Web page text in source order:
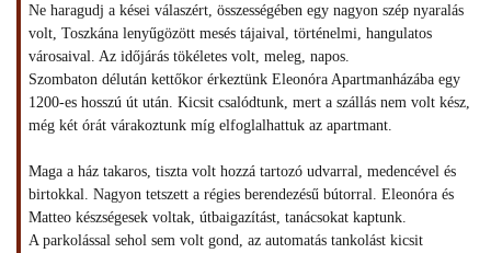
Ne haragudj a kései válaszért, összességében egy nagyon szép nyaralás
volt, Toszkána lenyűgözött mesés tájaival, történelmi, hangulatos
városaival. Az időjárás tökéletes volt, meleg, napos.
Szombaton délután kettőkor érkeztünk Eleonóra Apartmanházába egy
1200-es hosszú út után. Kicsit csalódtunk, mert a szállás nem volt kész,
még két órát várakoztunk míg elfoglalhattuk az apartmant.
Maga a ház takaros, tiszta volt hozzá tartozó udvarral, medencével és
birtokkal. Nagyon tetszett a régies berendezésű bútorral. Eleonóra és
Matteo készségesek voltak, útbaigazítást, tanácsokat kaptunk.
A parkolással sehol sem volt gond, az automatás tankolást kicsit